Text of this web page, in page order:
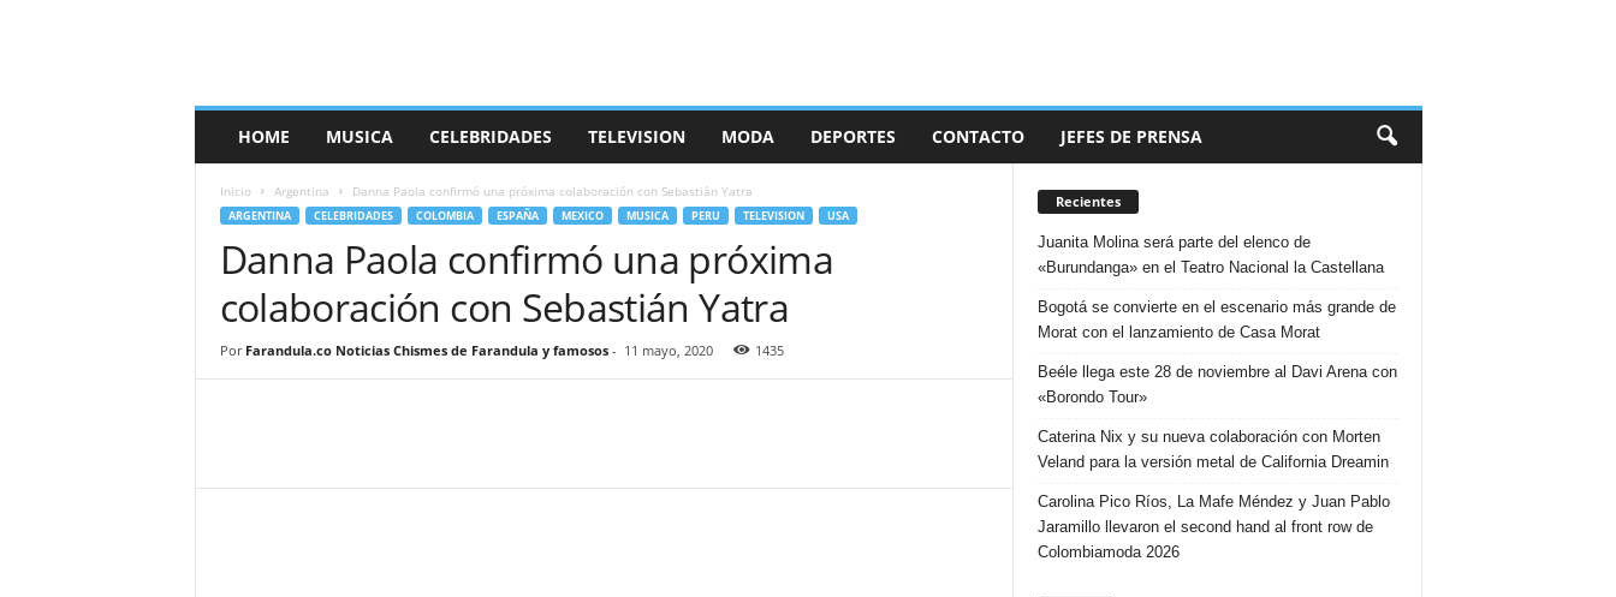
a
HOME MUSICA CELEBRIDADES TELEVISION MODA DEPORTES CONTACTO JEFES DE PRENSA
Inicio Argentina Danna Paola confirmó una próxima colaboración con Sebastián Yatra
ARGENTINA CELEBRIDADES COLOMBIA ESPAÑA MEXICO MUSICA PERU TELEVISION USA
Danna Paola confirmó una próxima
colaboración con Sebastián Yatra
Por Farandula.co Noticias Chismes de Farandula y famosos- 11 mayo, 2020 1435
Recientes
Juanita Molina será parte del elenco de
«Burundanga» en el Teatro Nacional la Castellana
Bogotá se convierte en el escenario más grande de
Morat con el lanzamiento de Casa Morat
Beéle llega este 28 de noviembre al Davi Arena con
«Borondo Tour»
Caterina Nix y su nueva colaboración con Morten
Veland para la versión metal de California Dreamin
Carolina Pico Ríos, La Mafe Méndez y Juan Pablo
Jaramillo llevaron el second hand al front row de
Colombiamoda 2026